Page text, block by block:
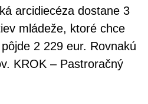
arcidiecéza dostane 3
mládeže, ktoré chce
2 229 eur. Rovnakú
KROK – Pastroračný